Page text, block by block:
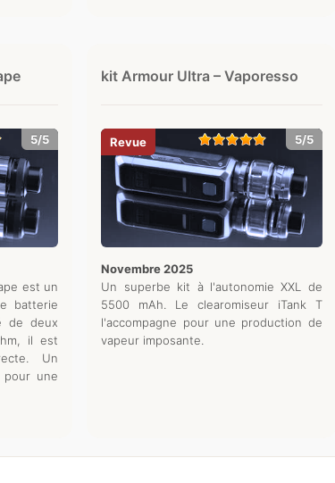
5/5
est un
batterie
de deux
il est
Un
une
kit Armour Ultra – Vaporesso
5/5
novembre 2025
Un superbe kit à l'autonomie XXL de
5500 mAh. Le clearomiseur iTank T
l'accompagne pour une production de
vapeur imposante.